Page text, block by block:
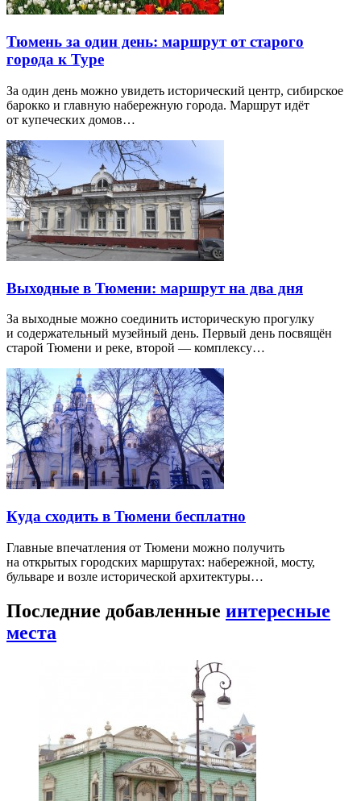
Тюмень за один день: маршрут от старого
города к Туре
За один день можно увидеть исторический центр, сибирское
барокко и главную набережную города. Маршрут идёт
от купеческих домов…
Выходные в Тюмени: маршрут на два дня
За выходные можно соединить историческую прогулку
и содержательный музейный день. Первый день посвящён
старой Тюмени и реке, второй — комплексу…
Куда сходить в Тюмени бесплатно
Главные впечатления от Тюмени можно получить
на открытых городских маршрутах: набережной, мосту,
бульваре и возле исторической архитектуры…
Последние добавленные интересные
места